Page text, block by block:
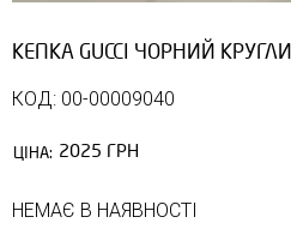
КЕПКА GUCCI ЧОРНИЙ
КОД: 00-00009040
ЦІНА: 2025 ГРН
НЕМАЄ В НАЯВНОСТІ